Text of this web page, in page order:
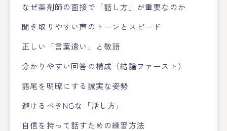
なぜ薬剤師の面接で「話し方」が重要なのか
聞き取りやすい声のトーンとスピード
正しい「言葉遣い」と敬語
分かりやすい回答の構成（結論ファースト）
語尾を明瞭にする誠実な姿勢
避けるべきNGな「話し方」
自信を持って話すための練習方法